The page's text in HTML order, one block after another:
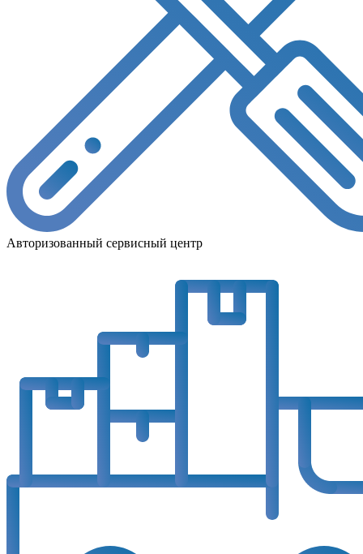
Авторизованный сервисный центр